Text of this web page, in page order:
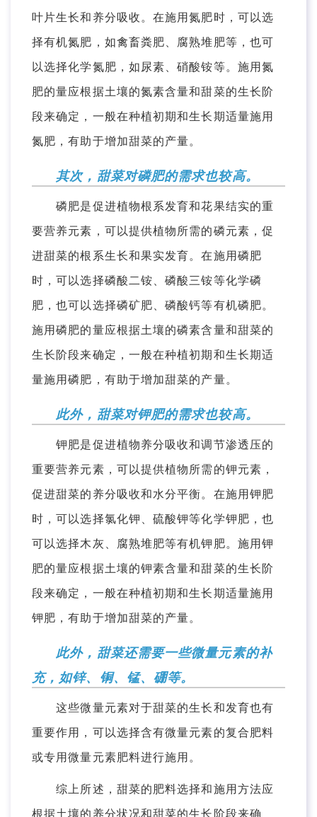
叶片生长和养分吸收。在施用氮肥时，可以选
择有机氮肥，如禽畜粪肥、腐熟堆肥等，也可
以选择化学氮肥，如尿素、硝酸铵等。施用氮
肥的量应根据土壤的氮素含量和甜菜的生长阶
段来确定，一般在种植初期和生长期适量施用
氮肥，有助于增加甜菜的产量。
其次，甜菜对磷肥的需求也较高。
磷肥是促进植物根系发育和花果结实的重
要营养元素，可以提供植物所需的磷元素，促
进甜菜的根系生长和果实发育。在施用磷肥
时，可以选择磷酸二铵、磷酸三铵等化学磷
肥，也可以选择磷矿肥、磷酸钙等有机磷肥。
施用磷肥的量应根据土壤的磷素含量和甜菜的
生长阶段来确定，一般在种植初期和生长期适
量施用磷肥，有助于增加甜菜的产量。
此外，甜菜对钾肥的需求也较高。
钾肥是促进植物养分吸收和调节渗透压的
重要营养元素，可以提供植物所需的钾元素，
促进甜菜的养分吸收和水分平衡。在施用钾肥
时，可以选择氯化钾、硫酸钾等化学钾肥，也
可以选择木灰、腐熟堆肥等有机钾肥。施用钾
肥的量应根据土壤的钾素含量和甜菜的生长阶
段来确定，一般在种植初期和生长期适量施用
钾肥，有助于增加甜菜的产量。
此外，甜菜还需要一些微量元素的补
充，如锌、铜、锰、硼等。
这些微量元素对于甜菜的生长和发育也有
重要作用，可以选择含有微量元素的复合肥料
或专用微量元素肥料进行施用。
综上所述，甜菜的肥料选择和施用方法应
根据土壤的养分状况和甜菜的生长阶段来确